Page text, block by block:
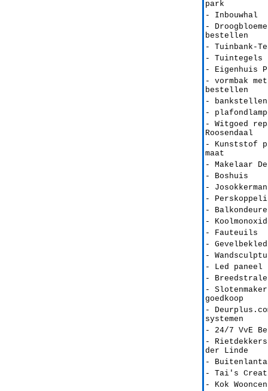
park
- Inbouwhal
-
bestellen
- Tuinbank-
- Tuintegels
- Eigenhuis
- vormbak
bestellen
- bankstellen
-
- Witgoed
Roosendaal
- Kunststof
maat
- Makelaar
- Boshuis
-
-
-
-
- Fauteuils
-
-
- Led paneel
-
-
goedkoop
-
systemen
- 24/7 VvE
-
der Linde
-
- Tai's
- Kok